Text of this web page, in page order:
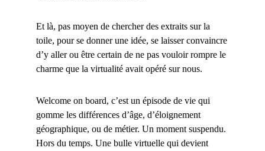
Et là, pas moyen de chercher des extraits sur la
toile, pour se donner une idée, se laisser convaincre
d’y aller ou être certain de ne pas vouloir rompre le
charme que la virtualité avait opéré sur nous.
Welcome on board, c’est un épisode de vie qui
gomme les différences d’âge, d’éloignement
géographique, ou de métier. Un moment suspendu.
Hors du temps. Une bulle virtuelle qui devient